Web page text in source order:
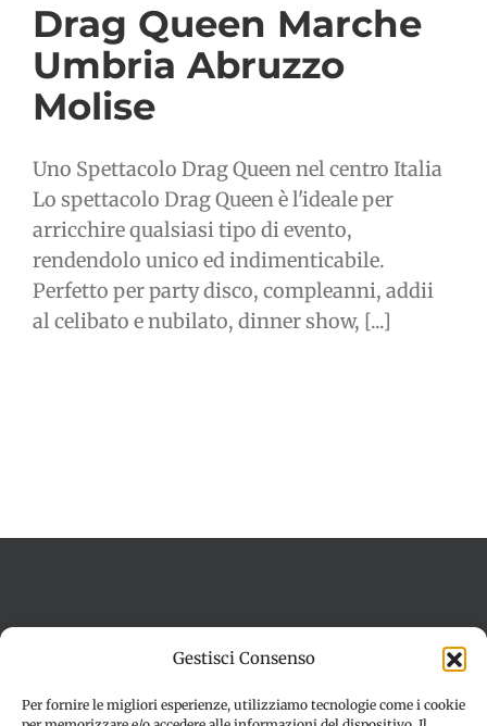
Gestisci Consenso
Per fornire le migliori esperienze, utilizziamo tecnologie come i cookie
Drag Queen Marche
Umbria Abruzzo
Molise
Uno Spettacolo Drag Queen nel centro Italia
Lo spettacolo Drag Queen è l'ideale per
arricchire qualsiasi tipo di evento,
rendendolo unico ed indimenticabile.
Perfetto per party disco, compleanni, addii
al celibato e nubilato, dinner show, [...]
Disconoscimento